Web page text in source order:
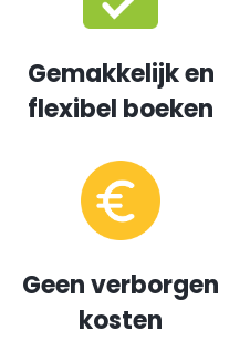
Gemakkelijk en
flexibel boeken
Geen verborgen
kosten